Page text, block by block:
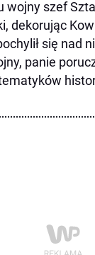
wojny szef
dekorując
się nad
panie